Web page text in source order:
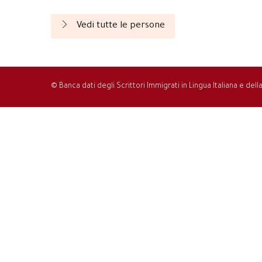
Vedi tutte le persone
© Banca dati degli Scrittori Immigrati in Lingua Italiana e